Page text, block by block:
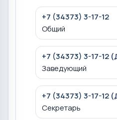
+7 (34373) 3-17-12
Общий
+7 (34373) 3-17-12
Заведующий
+7 (34373) 3-17-12
Секретарь